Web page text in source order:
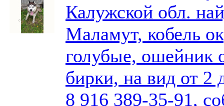
Калужской обл.
Маламут, кобель
голубые, ошейник
бирки, на вид от 2
8 916 389-35-91,